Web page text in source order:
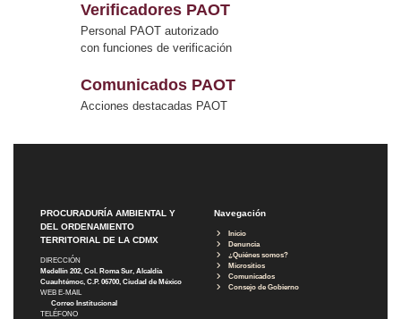
Verificadores PAOT
Personal PAOT autorizado
con funciones de verificación
Comunicados PAOT
Acciones destacadas PAOT
PROCURADURÍA AMBIENTAL Y
DEL ORDENAMIENTO
TERRITORIAL DE LA CDMX
DIRECCIÓN
Medellín 202, Col. Roma Sur, Alcaldía
Cuauhtémoc, C.P. 06700, Ciudad de México
WEB E-MAIL
Correo Institucional
TELÉFONO
Navegación
Inicio
Denuncia
¿Quiénes somos?
Micrositios
Comunicados
Consejo de Gobierno